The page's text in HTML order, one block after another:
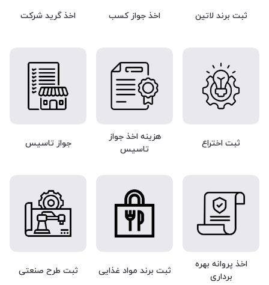
ثبت برند لاتین اخذ جواز کسب اخذ گرید شرکت
ثبت اختراع
هزینه اخذ جواز
تاسیس
جواز تاسیس
اخذ پروانه بهره
برداری
ثبت برند مواد غذایی ثبت طرح صنعتی